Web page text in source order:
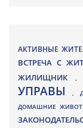
АКТИВНЫЕ
ВСТРЕЧА С
ЖИЛИЩНИК
,
УПРАВЫ,
ДОМАШНИЕ